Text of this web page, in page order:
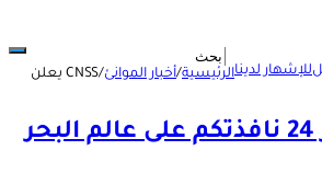
للإشهار لدينا
البحر 24 نافذتكم على عالم البحر
الرئيسية/أخبار الموانئ/ CNSS يعلن